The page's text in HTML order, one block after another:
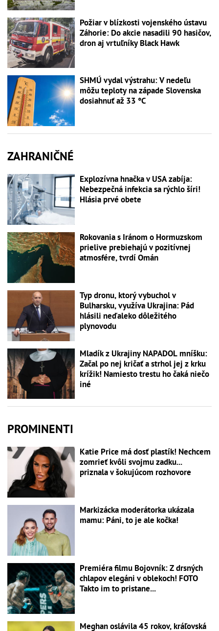
Požiar v blízkosti vojenského ústavu
Záhorie: Do akcie nasadili 90 hasičov,
dron aj vrtuľníky Black Hawk
SHMÚ vydal výstrahu: V nedeľu
môžu teploty na západe Slovenska
dosiahnuť až 33 °C
ZAHRANIČNÉ
Explozívna hnačka v USA zabíja:
Nebezpečná infekcia sa rýchlo šíri!
Hlásia prvé obete
Rokovania s Iránom o Hormuzskom
prielive prebiehajú v pozitívnej
atmosfére, tvrdí Omán
Typ dronu, ktorý vybuchol v
Bulharsku, využíva Ukrajina: Pád
hlásili neďaleko dôležitého
plynovodu
Mladík z Ukrajiny NAPADOL mníšku:
Začal po nej kričať a strhol jej z krku
krížik! Namiesto trestu ho čaká niečo
iné
PROMINENTI
Katie Price má dosť plastík! Nechcem
zomrieť kvôli svojmu zadku...
priznala v šokujúcom rozhovore
Markizácka moderátorka ukázala
mamu: Páni, to je ale kočka!
Premiéra filmu Bojovník: Z drsných
chlapov elegáni v oblekoch! FOTO
Takto im to pristane...
Meghan oslávila 45 rokov, kráľovská